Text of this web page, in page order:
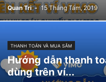
Quan Tri - 15 Tháng Tám, 2019
THANH TOÁN VÀ MUA SẮM
Hướng dẫn thanh
dùng trên ví...